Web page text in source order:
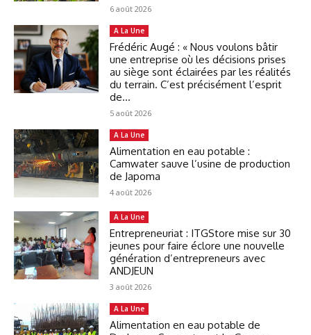
6 août 2026
A La Une
Frédéric Augé : « Nous voulons bâtir
une entreprise où les décisions prises
au siège sont éclairées par les réalités
du terrain. C’est précisément l’esprit
de...
5 août 2026
A La Une
Alimentation en eau potable :
Camwater sauve l’usine de production
de Japoma
4 août 2026
A La Une
Entrepreneuriat : ITGStore mise sur 30
jeunes pour faire éclore une nouvelle
génération d’entrepreneurs avec
ANDJEUN
3 août 2026
A La Une
Alimentation en eau potable de